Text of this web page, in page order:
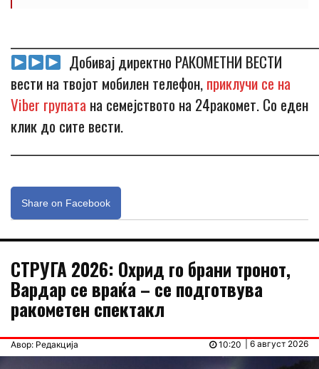
Добивај директно РАКОМЕТНИ ВЕСТИ
вести на твојот мобилен телефон,приклучи се на
Viber групата на семејството на 24ракомет. Со еден
клик до сите вести.
Share on Facebook
СТРУГА 2026: Охрид го брани тронот,
Вардар се враќа – се подготвува
ракометен спектакл
Авор: Редакција | 6 август 2026
10:20